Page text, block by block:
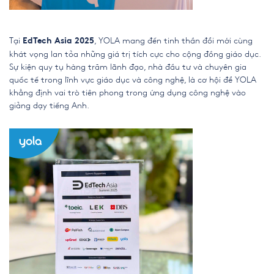
Tại EdTech Asia 2025 , YOLA mang đến tinh thần đổi mới cùng
khát vọng lan tỏa những giá trị tích cực cho cộng đồng giáo dục.
Sự kiện quy tụ hàng trăm lãnh đạo, nhà đầu tư và chuyên gia
quốc tế trong lĩnh vực giáo dục và công nghệ, là cơ hội để YOLA
khẳng định vai trò tiên phong trong ứng dụng công nghệ vào
giảng dạy tiếng Anh.